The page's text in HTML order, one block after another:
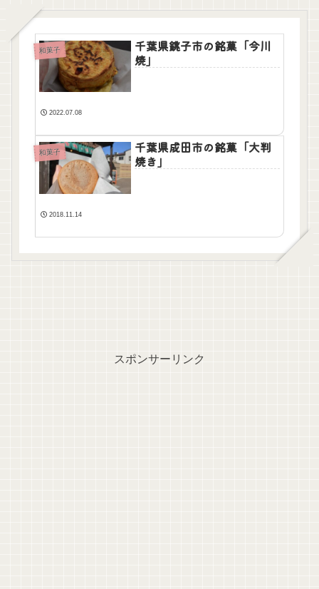
和菓子
千葉県銚子市の銘菓「今川
焼」
2022.07.08
和菓子
千葉県成田市の銘菓「大判
焼き」
2018.11.14
スポンサーリンク